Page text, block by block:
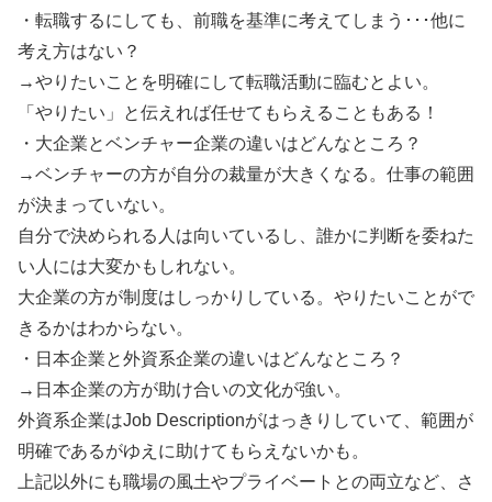
・転職するにしても、前職を基準に考えてしまう･･･他に
考え方はない？
→やりたいことを明確にして転職活動に臨むとよい。
「やりたい」と伝えれば任せてもらえることもある！
・大企業とベンチャー企業の違いはどんなところ？
→ベンチャーの方が自分の裁量が大きくなる。仕事の範囲
が決まっていない。
自分で決められる人は向いているし、誰かに判断を委ねた
い人には大変かもしれない。
大企業の方が制度はしっかりしている。やりたいことがで
きるかはわからない。
・日本企業と外資系企業の違いはどんなところ？
→日本企業の方が助け合いの文化が強い。
外資系企業はJob Descriptionがはっきりしていて、範囲が
明確であるがゆえに助けてもらえないかも。
上記以外にも職場の風土やプライベートとの両立など、さ